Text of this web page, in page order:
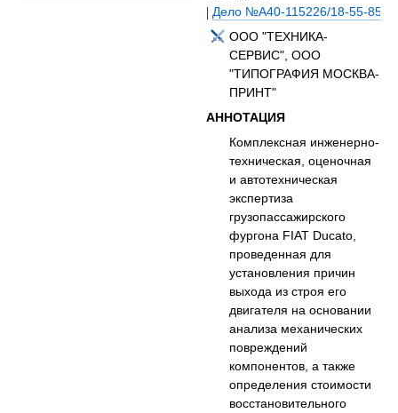
|Дело №А40-115226/18-55-856
ООО "ТЕХНИКА-
СЕРВИС", ООО
"ТИПОГРАФИЯ МОСКВА-
ПРИНТ"
АННОТАЦИЯ
Комплексная инженерно-
техническая, оценочная
и автотехническая
экспертиза
грузопассажирского
фургона FIAT Ducato,
проведенная для
установления причин
выхода из строя его
двигателя на основании
анализа механических
повреждений
компонентов, а также
определения стоимости
восстановительного